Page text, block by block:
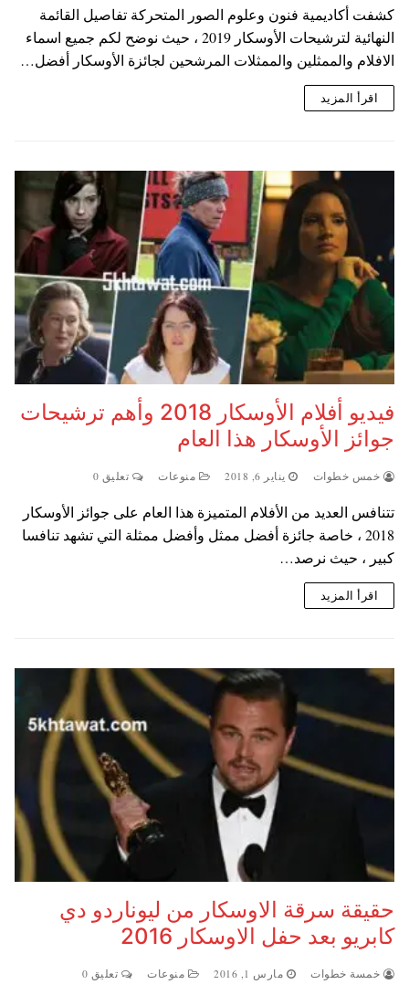
كشفت أكاديمية فنون وعلوم الصور المتحركة تفاصيل القائمة
النهائية لترشيحات الأوسكار 2019 ، حيث نوضح لكم جميع اسماء
الافلام والممثلين والممثلات المرشحين لجائزة الأوسكار أفضل…
اقرأ المزيد
فيديو أفلام الأوسكار 2018 وأهم ترشيحات
جوائز الأوسكار هذا العام
خمس خطوات يناير 6, 2018 منوعات تعليق 0
تتنافس العديد من الأفلام المتميزة هذا العام على جوائز الأوسكار
2018 ، خاصة جائزة أفضل ممثل وأفضل ممثلة التي تشهد تنافسا
كبير ، حيث نرصد…
اقرأ المزيد
حقيقة سرقة الاوسكار من ليوناردو دي
كابريو بعد حفل الاوسكار 2016
خمسة خطوات مارس 1, 2016 منوعات تعليق 0